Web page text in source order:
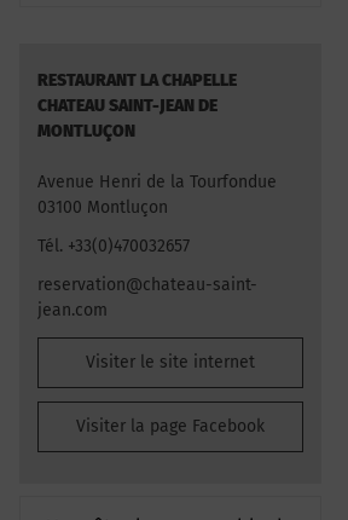
RESTAURANT LA CHAPELLE
CHATEAU SAINT-JEAN DE
MONTLUÇON
Avenue Henri de la Tourfondue
03100 Montluçon
Tél. +33(0)470032657
reservation@chateau-saint-
jean.com
Visiter le site internet
Visiter la page Facebook